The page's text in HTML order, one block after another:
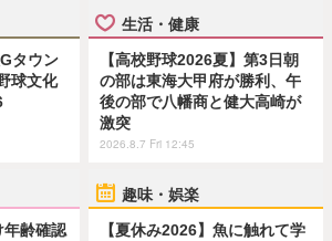
タウン
球文化
生活・健康
【高校野球2026夏】第3日朝
の部は東海大甲府が勝利、午
後の部で八幡商と健大高崎が
激突
2026.8.7 Fri 12:45
齢確認
趣味・娯楽
【夏休み2026】魚に触れて学